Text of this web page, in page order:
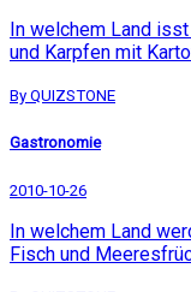
In welchem Land
und Karpfen mit
By QUIZSTONE
Gastronomie
2010-10-26
In welchem Land
Fisch und